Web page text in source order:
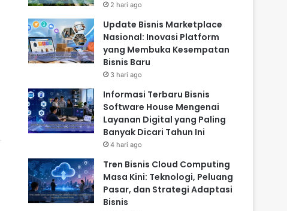
2 hari ago
Update Bisnis Marketplace
Nasional: Inovasi Platform
yang Membuka Kesempatan
Bisnis Baru
3 hari ago
Informasi Terbaru Bisnis
Software House Mengenai
Layanan Digital yang Paling
Banyak Dicari Tahun Ini
4 hari ago
Tren Bisnis Cloud Computing
Masa Kini: Teknologi, Peluang
Pasar, dan Strategi Adaptasi
Bisnis